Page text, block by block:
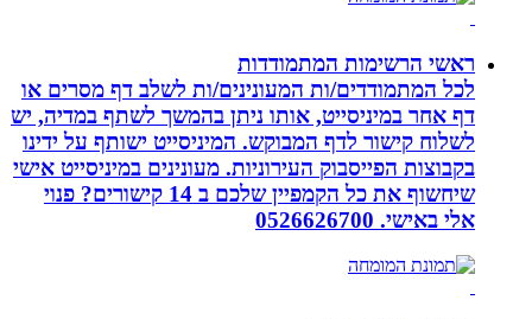
ראשי הרשימות המתמודדות
לכל המתמודדים/ות המעונינים/ות לשלב דף מסרים או
דף אחר במיניסייט, אותו ניתן בהמשך לשתף במדיה, יש
לשלוח קישור לדף המבוקש. המיניסייט ישותף על ידינו
בקבוצות הפייסבוק העירוניות. מעונינים במיניסייט אישי
שיחשוף את כל הקמפיין שלכם ב 14 קישורים? פנוי
אלי באישי. 0526626700